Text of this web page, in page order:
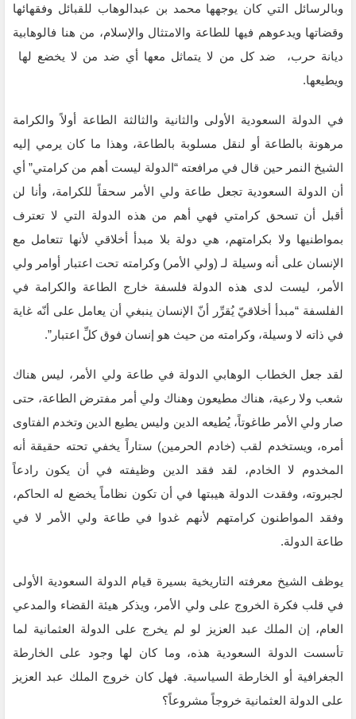
وبالرسائل التي كان يوجهها محمد بن عبدالوهاب للقبائل وفقهائها
وقضاتها ويدعوهم فيها للطاعة والامتثال والإسلام، من هنا فالوهابية
ديانة حرب، ضد كل من لا يتماثل معها أي ضد من لا يخضع لها
ويطيعها.
في الدولة السعودية الأولى والثانية والثالثة الطاعة أولاً والكرامة
مرهونة بالطاعة أو لنقل مسلوبة بالطاعة، وهذا ما كان يرمي إليه
الشيخ النمر حين قال في مرافعته “الدولة ليست أهم من كرامتي” أي
أن الدولة السعودية تجعل طاعة ولي الأمر سحقاً للكرامة، وأنا لن
أقبل أن تسحق كرامتي فهي أهم من هذه الدولة التي لا تعترف
بمواطنيها ولا بكرامتهم، هي دولة بلا مبدأ أخلاقي لأنها تتعامل مع
الإنسان على أنه وسيلة لـ (ولي الأمر) وكرامته تحت اعتبار أوامر ولي
الأمر، ليست لدى هذه الدولة فلسفة خارج الطاعة والكرامة في
الفلسفة “مبدأ أخلاقيّ يُقرِّر أنّ الإنسان ينبغي أن يعامل على أنّه غاية
في ذاته لا وسيلة، وكرامته من حيث هو إنسان فوق كلِّ اعتبار”.
لقد جعل الخطاب الوهابي الدولة في طاعة ولي الأمر، ليس هناك
شعب ولا رعية، هناك مطيعون وهناك ولي أمر مفترض الطاعة، حتى
صار ولي الأمر طاغوتاً، يُطيعه الدين وليس يطيع الدين وتخدم الفتاوى
أمره، ويستخدم لقب (خادم الحرمين) ستاراً يخفي تحته حقيقة أنه
المخدوم لا الخادم، لقد فقد الدين وظيفته في أن يكون رادعاً
لجبروته، وفقدت الدولة هيبتها في أن تكون نظاماً يخضع له الحاكم،
وفقد المواطنون كرامتهم لأنهم غدوا في طاعة ولي الأمر لا في
طاعة الدولة.
يوظف الشيخ معرفته التاريخية بسيرة قيام الدولة السعودية الأولى
في قلب فكرة الخروج على ولي الأمر، ويذكر هيئة القضاء والمدعي
العام، إن الملك عبد العزيز لو لم يخرج على الدولة العثمانية لما
تأسست الدولة السعودية هذه، وما كان لها وجود على الخارطة
الجغرافية أو الخارطة السياسية. فهل كان خروج الملك عبد العزيز
على الدولة العثمانية خروجاً مشروعاً؟